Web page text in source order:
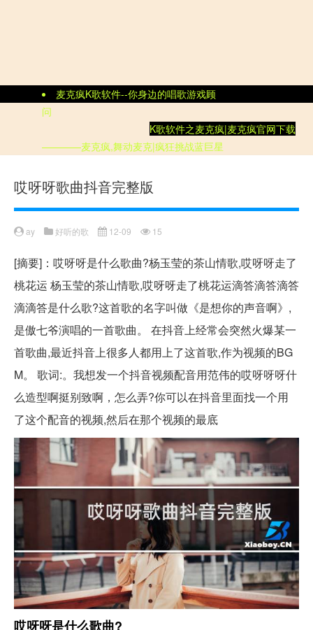
麦克疯K歌软件--你身边的唱歌游戏顾
问
K歌软件之麦克疯|麦克疯官网下载
————麦克疯,舞动麦克|疯狂挑战蓝巨星
哎呀呀歌曲抖音完整版
ay 好听的歌 12-09 15
[摘要]：哎呀呀是什么歌曲?杨玉莹的茶山情歌,哎呀呀走了
桃花运 杨玉莹的茶山情歌,哎呀呀走了桃花运滴答滴答滴答
滴滴答是什么歌?这首歌的名字叫做《是想你的声音啊》,
是傲七爷演唱的一首歌曲。 在抖音上经常会突然火爆某一
首歌曲,最近抖音上很多人都用上了这首歌,作为视频的BG
M。 歌词:。我想发一个抖音视频配音用范伟的哎呀呀呀什
么造型啊挺别致啊，怎么弄?你可以在抖音里面找一个用
了这个配音的视频,然后在那个视频的最底
哎呀呀是什么歌曲?